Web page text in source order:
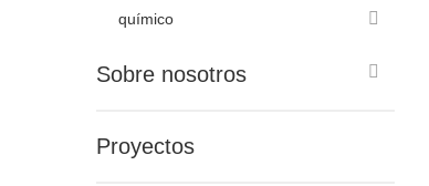
químico
Sobre nosotros
Proyectos